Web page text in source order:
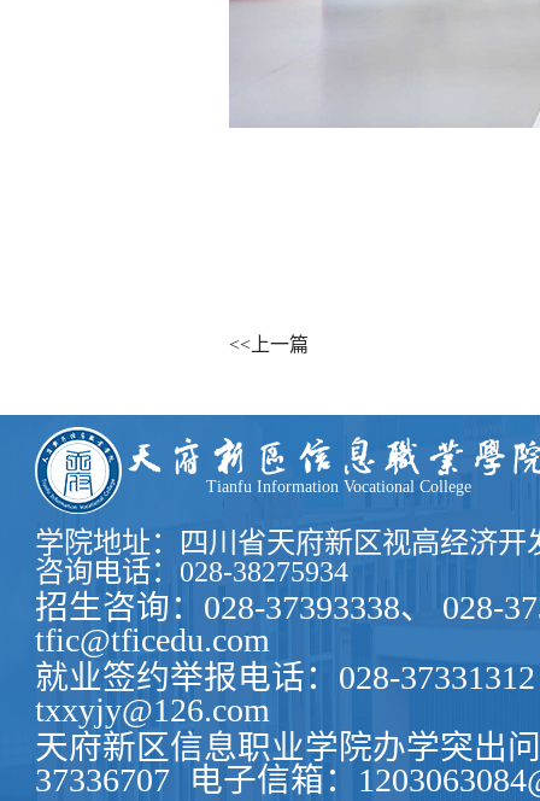
<<上一篇
Tianfu Information Vocational College
学院地址：四川省天府新区视高经济开
咨询电话：028-38275934
招生咨询：028-37393338、 028-
tfic@tficedu.com
就业签约举报电话：028-37331312
txxyjy@126.com
天府新区信息职业学院办学突出
37336707
电子信箱：